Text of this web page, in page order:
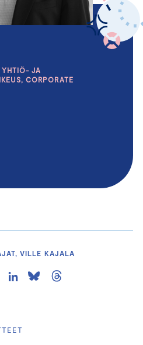
YHTIÖ- JA
CORPORATE
VILLE KAJALA